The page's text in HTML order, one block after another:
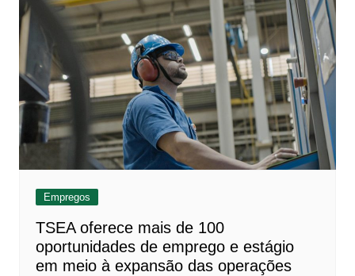
Empregos
TSEA oferece mais de 100
oportunidades de emprego e estágio
em meio à expansão das operações